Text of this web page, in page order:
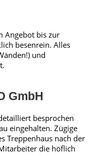
Angebot bis zur
besenrein. Alles
und
GmbH
besprochen
eingehalten. Zügige
Treppenhaus nach der
die höflich